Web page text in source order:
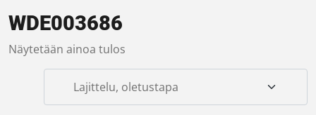
WDE003686
Näytetään ainoa tulos